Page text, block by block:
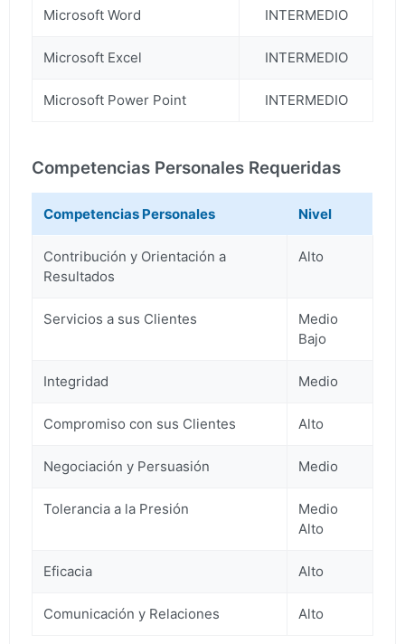
Microsoft Word INTERMEDIO
Microsoft Excel INTERMEDIO
Microsoft Power Point INTERMEDIO
Competencias Personales Requeridas
Competencias Personales Nivel
Contribución y Orientación a
Resultados
Alto
Servicios a sus Clientes
Medio
Bajo
Integridad Medio
Compromiso con sus Clientes Alto
Negociación y Persuasión Medio
Tolerancia a la Presión
Medio
Alto
Eficacia Alto
Comunicación y Relaciones Alto